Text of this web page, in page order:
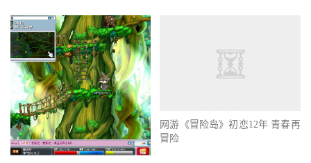
网游《冒险岛》初恋12年 青春再
冒险